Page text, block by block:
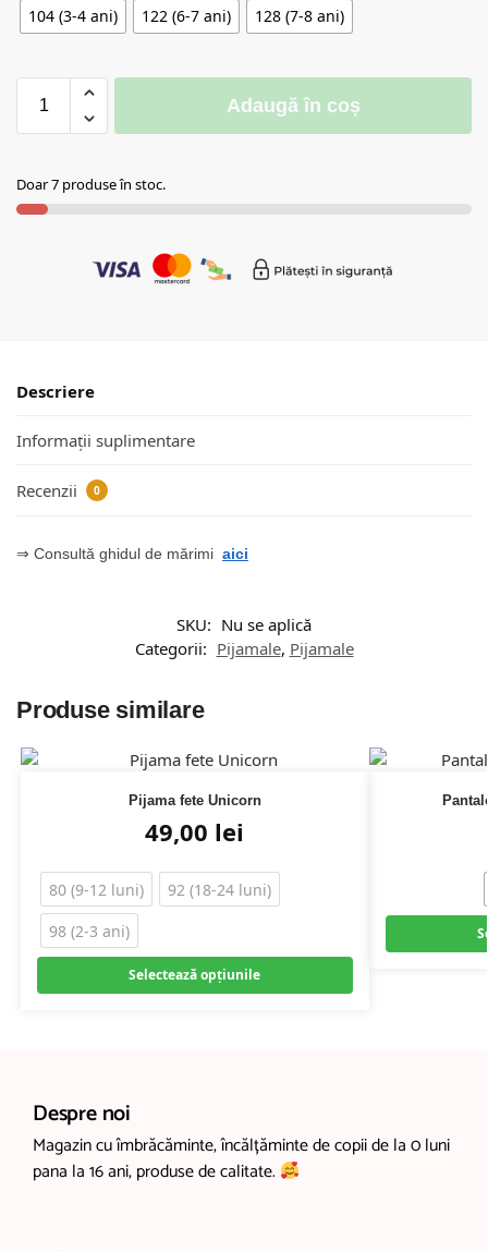
104 (3-4 ani)
122 (6-7 ani) 128 (7-8 ani)
Adaugă în coș
Doar 7 produse în stoc.
Descriere
Informații suplimentare
Recenzii 0
⇒ Consultă ghidul de mărimi aici
SKU: Nu se aplică
Categorii: Pijamale, Pijamale
Produse similare
Pijama fete Unicorn
49,00 lei
80 (9-12 luni)
92 (18-24 luni)
98 (2-3 ani)
Selectează opțiunile
Despre noi
Magazin cu îmbrăcăminte, încălțăminte de copii de la 0 luni
pana la 16 ani, produse de calitate.